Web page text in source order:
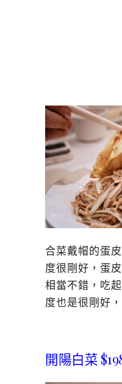
合菜戴帽的蛋
度很剛好，蛋
相當不錯，吃
度也是很剛好
開陽白菜